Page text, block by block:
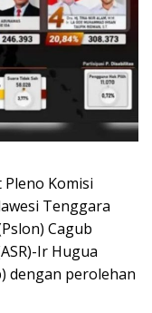
Komisi
Tenggara
Cagub
Ir Hugua
dengan perolehan